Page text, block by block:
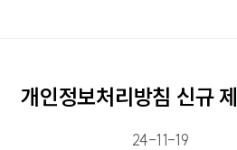
개인정보처리방침 신규
24-11-19